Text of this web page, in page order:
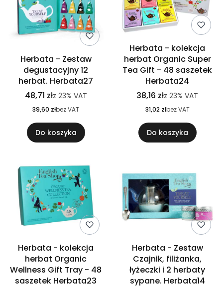
Herbata - Zestaw
degustacyjny 12
herbat. Herbata27
48,71 złz 23% VAT
39,60 złbez VAT
Do koszyka
Herbata - kolekcja
herbat Organic Super
Tea Gift - 48 saszetek
Herbata24
38,16 złz 23% VAT
31,02 złbez VAT
Do koszyka
Herbata - kolekcja
herbat Organic
Wellness Gift Tray - 48
saszetek Herbata23
Herbata - Zestaw
Czajnik, filiżanka,
łyżeczki i 2 herbaty
sypane. Herbata14